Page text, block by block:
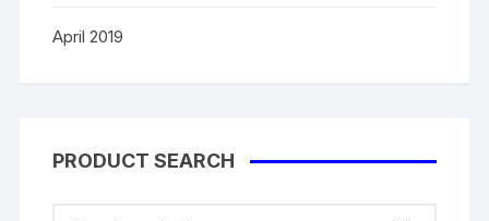
April 2019
PRODUCT SEARCH